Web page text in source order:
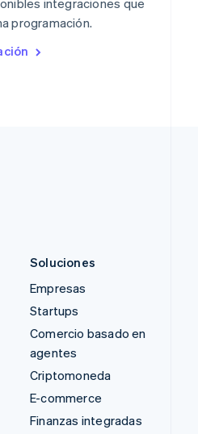
programación.
Soluciones
Empresas
Startups
Comercio basado en
agentes
Criptomoneda
E-commerce
Finanzas integradas